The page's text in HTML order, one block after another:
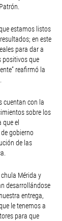
estamos listos
en este
para dar a
positivos que
reafirmó la
cuentan con la
sobre los
el
gobierno
de las
Mérida y
desarrollándose
entrega,
le tenemos a
para que